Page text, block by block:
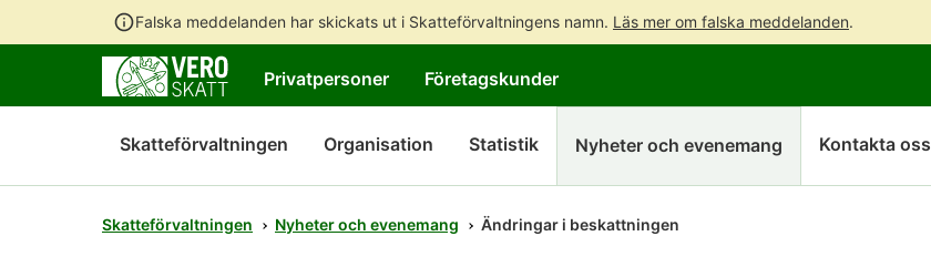
Falska meddelanden har skickats ut i Skatteförvaltningens namn. Läs mer om falska meddelanden.
till
innehållet
hela
webbplatsens
sökning
Privatpersoner Företagskunder
Skatteförvaltningen Organisation Statistik Nyheter och evenemang Kontakta oss
Skatteförvaltningen Nyheter och evenemang Ändringar i beskattningen